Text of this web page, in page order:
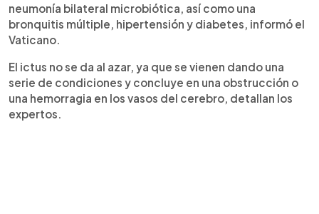
neumonía bilateral microbiótica, así como una
bronquitis múltiple, hipertensión y diabetes, informó el
Vaticano.
El ictus no se da al azar, ya que se vienen dando una
serie de condiciones y concluye en una obstrucción o
una hemorragia en los vasos del cerebro, detallan los
expertos.